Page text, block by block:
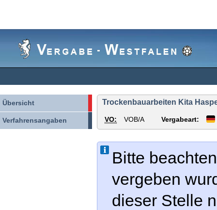
Übersicht
Verfahrensangaben
Trockenbauarbeiten Kita
VO: VOB/A Vergabeart:
Bitte
vergeben
dieser Stelle